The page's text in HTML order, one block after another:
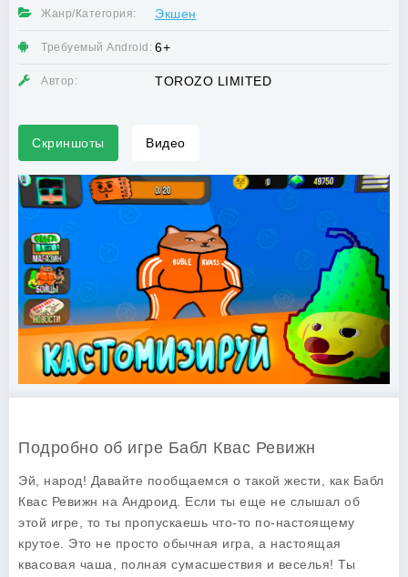
Жанр/Категория: Экшен
Требуемый Android: 6+
Автор: TOROZO LIMITED
Скриншоты Видео
Подробно об игре Бабл Квас Ревижн
Эй, народ! Давайте пообщаемся о такой жести, как Бабл
Квас Ревижн на Андроид. Если ты еще не слышал об
этой игре, то ты пропускаешь что-то по-настоящему
крутое. Это не просто обычная игра, а настоящая
квасовая чаша, полная сумасшествия и веселья! Ты